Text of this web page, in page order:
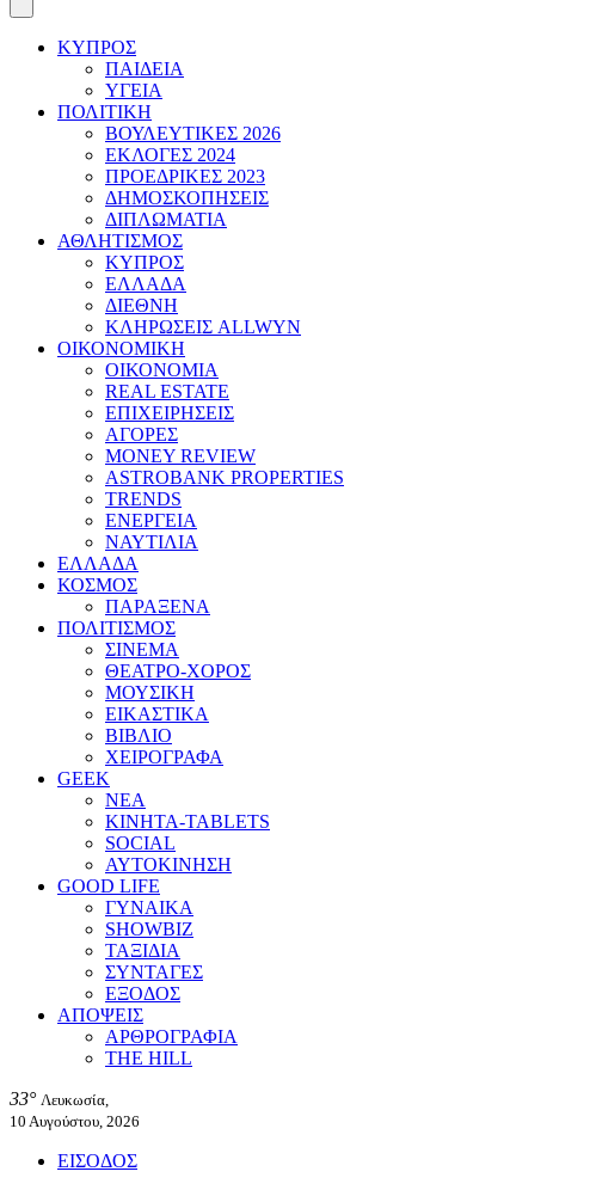
ΚΥΠΡΟΣ
ΠΑΙΔΕΙΑ
ΥΓΕΙΑ
ΠΟΛΙΤΙΚΗ
ΒΟΥΛΕΥΤΙΚΕΣ 2026
ΕΚΛΟΓΕΣ 2024
ΠΡΟΕΔΡΙΚΕΣ 2023
ΔΗΜΟΣΚΟΠΗΣΕΙΣ
ΔΙΠΛΩΜΑΤΙΑ
ΑΘΛΗΤΙΣΜΟΣ
ΚΥΠΡΟΣ
ΕΛΛΑΔΑ
ΔΙΕΘΝΗ
ΚΛΗΡΩΣΕΙΣ ALLWYN
ΟΙΚΟΝΟΜΙΚΗ
ΟΙΚΟΝΟΜΙΑ
REAL ESTATE
ΕΠΙΧΕΙΡΗΣΕΙΣ
ΑΓΟΡΕΣ
MONEY REVIEW
ASTROBANK PROPERTIES
TRENDS
ΕΝΕΡΓΕΙΑ
ΝΑΥΤΙΛΙΑ
ΕΛΛΑΔΑ
ΚΟΣΜΟΣ
ΠΑΡΑΞΕΝΑ
ΠΟΛΙΤΙΣΜΟΣ
ΣΙΝΕΜΑ
ΘΕΑΤΡΟ-ΧΟΡΟΣ
ΜΟΥΣΙΚΗ
ΕΙΚΑΣΤΙΚΑ
ΒΙΒΛΙΟ
ΧΕΙΡΟΓΡΑΦΑ
GEEK
ΝΕΑ
ΚΙΝΗΤΑ-TABLETS
SOCIAL
ΑΥΤΟΚΙΝΗΣΗ
GOOD LIFE
ΓΥΝΑΙΚΑ
SHOWBIZ
ΤΑΞΙΔΙΑ
ΣΥΝΤΑΓΕΣ
ΕΞΟΔΟΣ
ΑΠΟΨΕΙΣ
ΑΡΘΡΟΓΡΑΦΙΑ
THE HILL
33° Λευκωσία,
10 Αυγούστου, 2026
ΕΙΣΟΔΟΣ